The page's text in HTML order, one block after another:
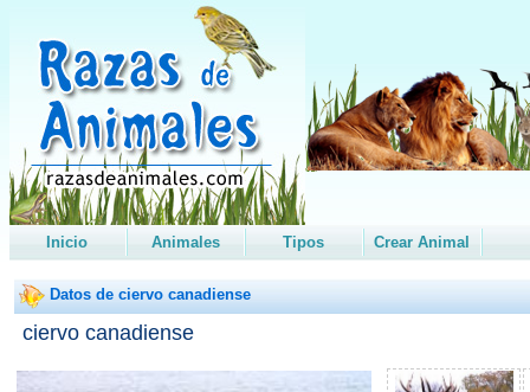
Inicio Animales Tipos Crear Animal
Datos de ciervo canadiense
ciervo canadiense